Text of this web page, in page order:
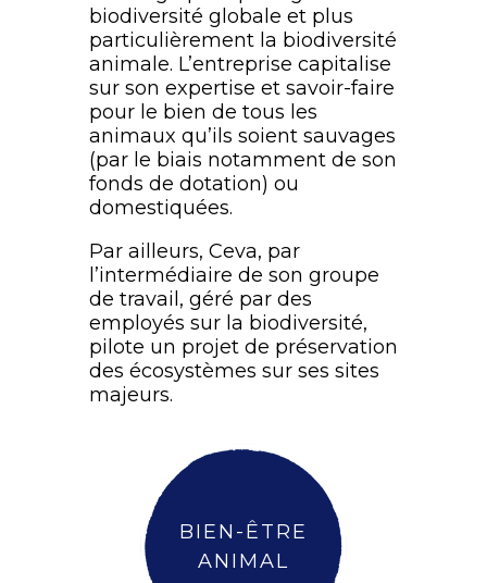
biodiversité globale et plus
particulièrement la biodiversité
animale. L’entreprise capitalise
sur son expertise et savoir-faire
pour le bien de tous les
animaux qu’ils soient sauvages
(par le biais notamment de son
fonds de dotation) ou
domestiquées.
Par ailleurs, Ceva, par
l’intermédiaire de son groupe
de travail, géré par des
employés sur la biodiversité,
pilote un projet de préservation
des écosystèmes sur ses sites
majeurs.
BIEN-ÊTRE
ANIMAL